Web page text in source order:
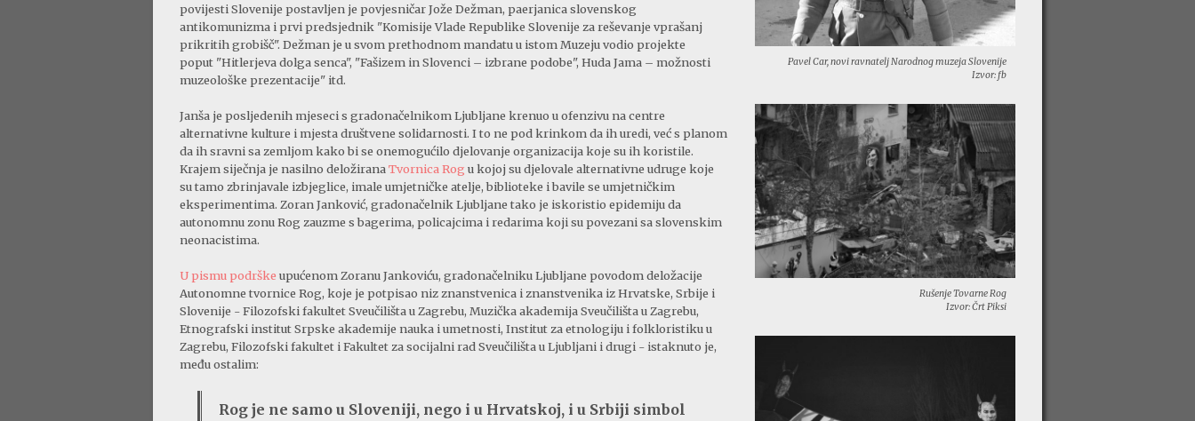
povijesti Slovenije postavljen je povjesničar Jože Dežman, paerjanica slovenskog
antikomunizma i prvi predsjednik "Komisije Vlade Republike Slovenije za reševanje vprašanj
prikritih grobišč". Dežman je u svom prethodnom mandatu u istom Muzeju vodio projekte
poput "Hitlerjeva dolga senca", "Fašizem in Slovenci – izbrane podobe", Huda Jama – možnosti
muzeološke prezentacije" itd.
Janša je posljedenih mjeseci s gradonačelnikom Ljubljane krenuo u ofenzivu na centre
alternativne kulture i mjesta društvene solidarnosti. I to ne pod krinkom da ih uredi, već s planom
da ih sravni sa zemljom kako bi se onemogućilo djelovanje organizacija koje su ih koristile.
Krajem siječnja je nasilno deložirana Tvornica Rog u kojoj su djelovale alternativne udruge koje
su tamo zbrinjavale izbjeglice, imale umjetničke atelje, biblioteke i bavile se umjetničkim
eksperimentima. Zoran Janković, gradonačelnik Ljubljane tako je iskoristio epidemiju da
autonomnu zonu Rog zauzme s bagerima, policajcima i redarima koji su povezani sa slovenskim
neonacistima.
U pismu podrške upućenom Zoranu Jankoviću, gradonačelniku Ljubljane povodom deložacije
Autonomne tvornice Rog, koje je potpisao niz znanstvenica i znanstvenika iz Hrvatske, Srbije i
Slovenije - Filozofski fakultet Sveučilišta u Zagrebu, Muzička akademija Sveučilišta u Zagrebu,
Etnografski institut Srpske akademije nauka i umetnosti, Institut za etnologiju i folkloristiku u
Zagrebu, Filozofski fakultet i Fakultet za socijalni rad Sveučilišta u Ljubljani i drugi - istaknuto je,
među ostalim:
Rog je ne samo u Sloveniji, nego i u Hrvatskoj, i u Srbiji simbol
Pavel Car, novi ravnatelj Narodnog muzeja Slovenije
Izvor: fb
Rušenje Tovarne Rog
Izvor: Črt Piksi